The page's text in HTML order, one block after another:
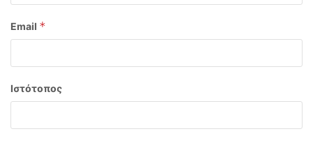
Email *
Ιστότοπος